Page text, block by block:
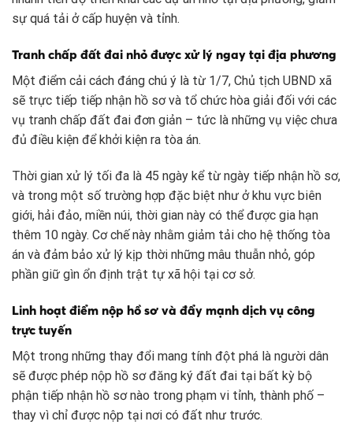
sự quá tải ở cấp huyện và tỉnh.
Tranh chấp đất đai nhỏ được xử lý ngay tại địa phương
Một điểm cải cách đáng chú ý là từ 1/7, Chủ tịch UBND xã
sẽ trực tiếp tiếp nhận hồ sơ và tổ chức hòa giải đối với các
vụ tranh chấp đất đai đơn giản – tức là những vụ việc chưa
đủ điều kiện để khởi kiện ra tòa án.
Thời gian xử lý tối đa là 45 ngày kể từ ngày tiếp nhận hồ sơ,
và trong một số trường hợp đặc biệt như ở khu vực biên
giới, hải đảo, miền núi, thời gian này có thể được gia hạn
thêm 10 ngày. Cơ chế này nhằm giảm tải cho hệ thống tòa
án và đảm bảo xử lý kịp thời những mâu thuẫn nhỏ, góp
phần giữ gìn ổn định trật tự xã hội tại cơ sở.
Linh hoạt điểm nộp hồ sơ và đẩy mạnh dịch vụ công
trực tuyến
Một trong những thay đổi mang tính đột phá là người dân
sẽ được phép nộp hồ sơ đăng ký đất đai tại bất kỳ bộ
phận tiếp nhận hồ sơ nào trong phạm vi tỉnh, thành phố –
thay vì chỉ được nộp tại nơi có đất như trước.